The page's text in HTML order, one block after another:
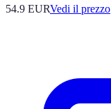
54.9 EURVedi il prezzo